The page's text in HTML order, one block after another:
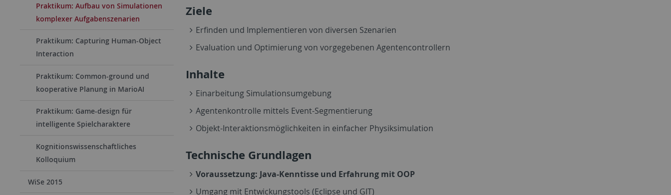
Praktikum: Aufbau von Simulationen
komplexer Aufgabenszenarien
Praktikum: Capturing Human-Object
Interaction
Praktikum: Common-ground und
kooperative Planung in MarioAI
Praktikum: Game-design für
intelligente Spielcharaktere
Kognitionswissenschaftliches
Kolloquium
WiSe 2015
Ziele
Erfinden und Implementieren von diversen Szenarien
Evaluation und Optimierung von vorgegebenen Agentencontrollern
Inhalte
Einarbeitung Simulationsumgebung
Agentenkontrolle mittels Event-Segmentierung
Objekt-Interaktionsmöglichkeiten in einfacher Physiksimulation
Technische Grundlagen
Voraussetzung: Java-Kenntisse und Erfahrung mit OOP
Umgang mit Entwickungstools (Eclipse und GIT)